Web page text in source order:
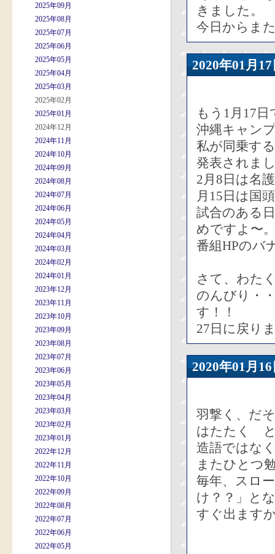
2025年09月
2025年08月
2025年07月
2025年06月
2025年05月
2025年04月
2025年03月
2025年02月
2025年01月
2024年12月
2024年11月
2024年10月
2024年09月
2024年08月
2024年07月
2024年06月
2024年05月
2024年04月
2024年03月
2024年02月
2024年01月
2023年12月
2023年11月
2023年10月
2023年09月
2023年08月
2023年07月
2023年06月
2023年05月
2023年04月
2023年03月
2023年02月
2023年01月
2022年12月
2022年11月
2022年10月
2022年09月
2022年08月
2022年07月
2022年06月
2022年05月
きました。
今日からま
2020年01
もう1月17日
沖縄キャン
私が同乗す
発表されま
2月8日は名
月15日は国
試合のある
めですよ〜
番組HPのバ
さて、わた
のんびり・
す！！
27日に戻り
2020年01
羽撃く、だ
はたたく
造語ではな
またひとつ
毎年、スロ
け？？」と
すぐ出ます